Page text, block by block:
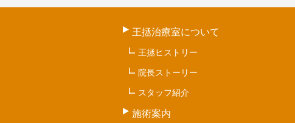
王拯治療室について
王拯ヒストリー
院長ストーリー
スタッフ紹介
施術案内